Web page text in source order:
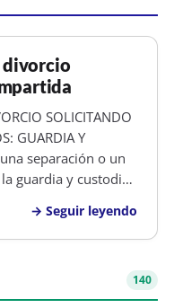
divorcio
SOLICITANDO
GUARDIA Y
separación o un
guardia y custodia
depende de
un c…
Seguir leyendo
140